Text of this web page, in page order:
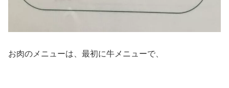
お肉のメニューは、最初に牛メニューで、